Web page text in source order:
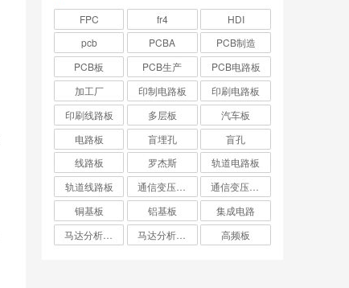
FPC fr4
HDI
pcb
PCBA
PCB制造
PCB板
PCB生产
PCB电路板
加工厂
印制电路板
印刷电路板
印刷线路板
多层板
汽车板
电路板
盲埋孔
盲孔
线路板
罗杰斯
轨道电路板
轨道线路板
铜基板
铝基板
集成电路
高频板